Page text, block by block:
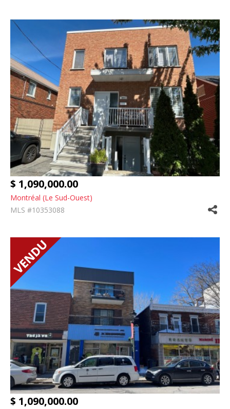
$ 1,090,000.00
Montréal (Le Sud-Ouest)
MLS #10353088
$ 1,090,000.00